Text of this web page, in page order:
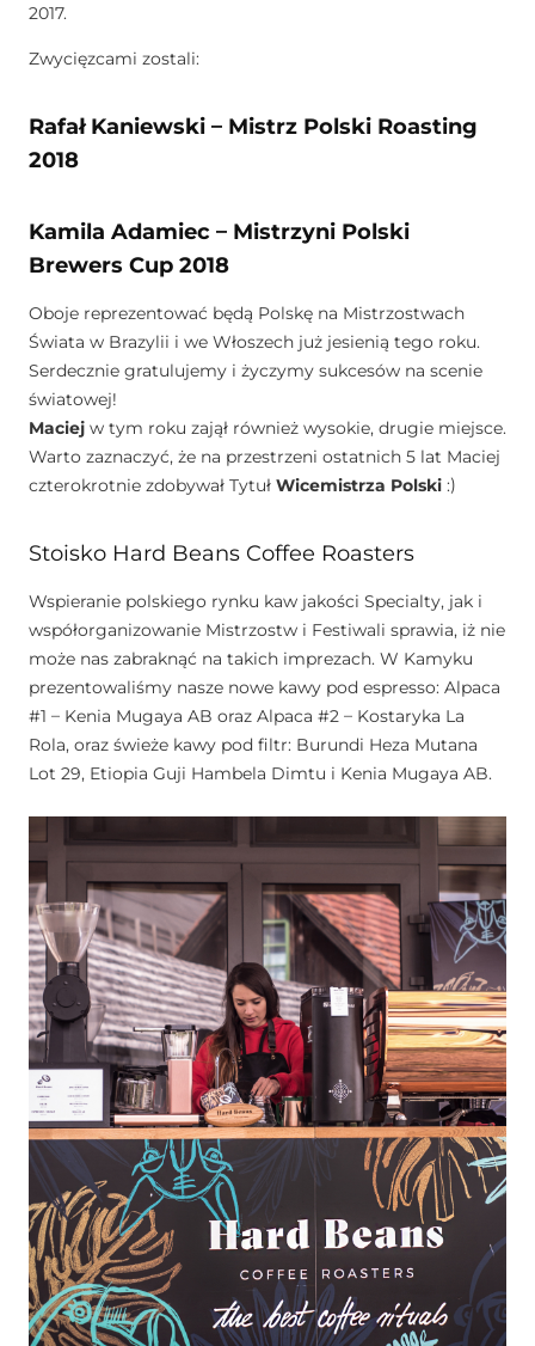
2017.
Zwycięzcami zostali:
Rafał Kaniewski – Mistrz Polski Roasting
2018
Kamila Adamiec – Mistrzyni Polski
Brewers Cup 2018
Oboje reprezentować będą Polskę na Mistrzostwach
Świata w Brazylii i we Włoszech już jesienią tego roku.
Serdecznie gratulujemy i życzymy sukcesów na scenie
światowej!
Maciej w tym roku zajął również wysokie, drugie miejsce.
Warto zaznaczyć, że na przestrzeni ostatnich 5 lat Maciej
czterokrotnie zdobywał Tytuł Wicemistrza Polski :)
Stoisko Hard Beans Coffee Roasters
Wspieranie polskiego rynku kaw jakości Specialty, jak i
współorganizowanie Mistrzostw i Festiwali sprawia, iż nie
może nas zabraknąć na takich imprezach. W Kamyku
prezentowaliśmy nasze nowe kawy pod espresso: Alpaca
#1 – Kenia Mugaya AB oraz Alpaca #2 – Kostaryka La
Rola, oraz świeże kawy pod filtr: Burundi Heza Mutana
Lot 29, Etiopia Guji Hambela Dimtu i Kenia Mugaya AB.